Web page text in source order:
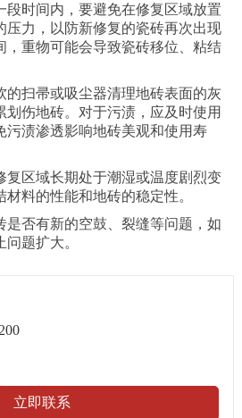
段时间内，要避免在修复区域放置
压力，以防新修复的瓷砖再次出现
，重物可能会导致瓷砖移位、粘结
的扫帚或吸尘器清理地砖表面的灰
伤地砖。对于污渍，应及时使用
污渍渗透影响地砖美观和使用寿
复区域长期处于潮湿或温度剧烈变
料的性能和地砖的稳定性。
是否有新的空鼓、裂缝等问题，如
题扩大。
立即联系